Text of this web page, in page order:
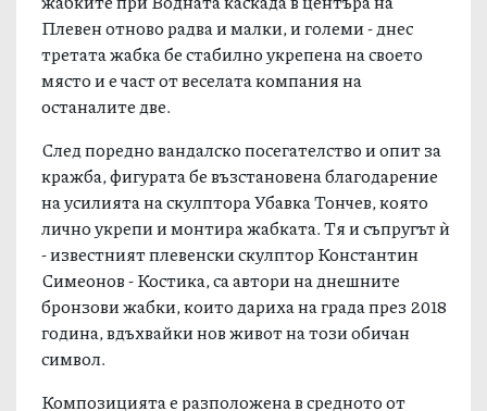
Емблематичната скулптурна композиция с
жабките при Водната каскада в центъра на
Плевен отново радва и малки, и големи - днес
третата жабка бе стабилно укрепена на своето
място и е част от веселата компания на
останалите две.
След поредно вандалско посегателство и опит за
кражба, фигурата бе възстановена благодарение
на усилията на скулптора Убавка Тончев, която
лично укрепи и монтира жабката. Тя и съпругът ѝ
- известният плевенски скулптор Константин
Симеонов - Костика, са автори на днешните
бронзови жабки, които дариха на града през 2018
година, вдъхвайки нов живот на този обичан
символ.